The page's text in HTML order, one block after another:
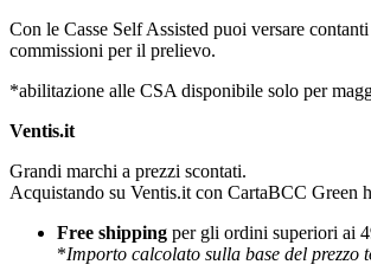
Con le Casse Self Assisted puoi versare
commissioni per il prelievo.
*abilitazione alle CSA disponibile solo per
Ventis.it
Grandi marchi a prezzi scontati.
Acquistando su Ventis.it con CartaBCC Green
Free shipping per gli ordini superiori ai
*Importo calcolato sulla base del